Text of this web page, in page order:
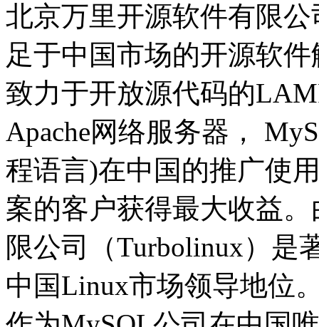
北京万里开源软件有限
足于中国市场的开源软
致力于开放源代码的
Apache网络服务器，
程语言)在中国的推广使
案的客户获得最大收益
限公司（Turbolinux）是
中国Linux市场领导地位